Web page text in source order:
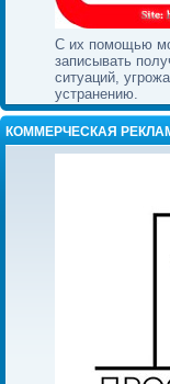
С их помощью
записывать
ситуаций,
устранению.
КОММЕРЧЕСКАЯ